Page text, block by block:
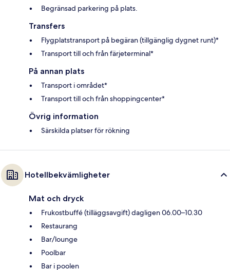
Begränsad parkering på plats.
Transfers
Flygplatstransport på begäran (tillgänglig dygnet runt)*
Transport till och från färjeterminal*
På annan plats
Transport i området*
Transport till och från shoppingcenter*
Övrig information
Särskilda platser för rökning
Hotellbekvämligheter
Mat och dryck
Frukostbuffé (tilläggsavgift) dagligen 06.00–10.30
Restaurang
Bar/lounge
Poolbar
Bar i poolen